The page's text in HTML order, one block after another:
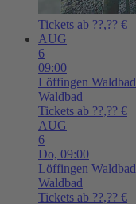
Tickets ab ??,?? €
AUG
6
09:00
Löffingen Waldbad
Waldbad
Tickets ab ??,?? €
AUG
6
Do, 09:00
Löffingen Waldbad
Waldbad
Tickets ab ??,?? €